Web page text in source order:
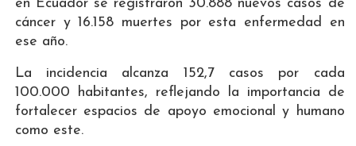
en Ecuador se registraron 30.888 nuevos casos de
cáncer y 16.158 muertes por esta enfermedad en
ese año.
La incidencia alcanza 152,7 casos por cada
100.000 habitantes, reflejando la importancia de
fortalecer espacios de apoyo emocional y humano
como este.